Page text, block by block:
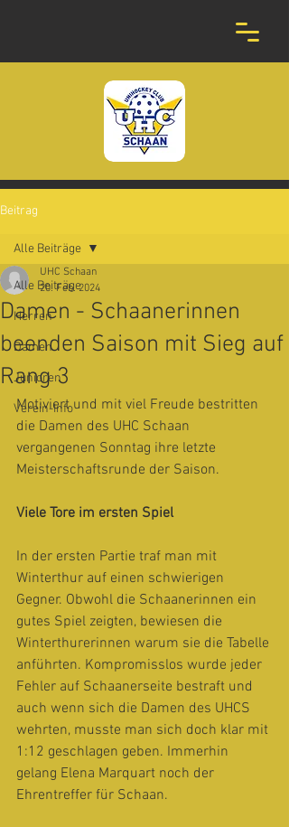
Beitrag
Alle Beiträge
Herren
Damen
Junioren
Verein-Info
Alle Beiträge
Damen - Schaanerinnen
beenden Saison mit Sieg auf
Rang 3
UHC Schaan
20. Feb. 2024
Motiviert und mit viel Freude bestritten
die Damen des UHC Schaan
vergangenen Sonntag ihre letzte
Meisterschaftsrunde der Saison.
Viele Tore im ersten Spiel
In der ersten Partie traf man mit
Winterthur auf einen schwierigen
Gegner. Obwohl die Schaanerinnen ein
gutes Spiel zeigten, bewiesen die
Winterthurerinnen warum sie die Tabelle
anführten. Kompromisslos wurde jeder
Fehler auf Schaanerseite bestraft und
auch wenn sich die Damen des UHCS
wehrten, musste man sich doch klar mit
1:12 geschlagen geben. Immerhin
gelang Elena Marquart noch der
Ehrentreffer für Schaan.